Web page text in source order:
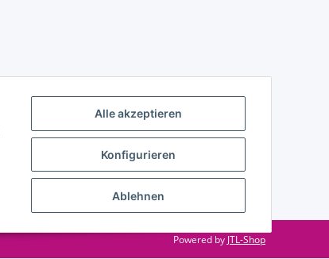
Alle akzeptieren
Konfigurieren
Ablehnen
Powered by JTL-Shop